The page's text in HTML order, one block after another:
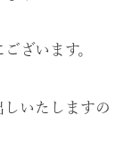
ざいます。
いたしますの